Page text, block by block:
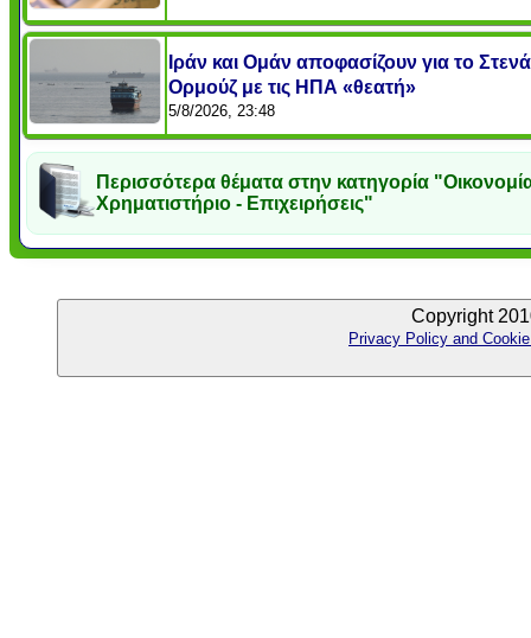
Ιράν και Ομάν αποφασίζουν για το
Ορμούζ με τις ΗΠΑ «θεατή»
5/8/2026, 23:48
Περισσότερα θέματα στην κατηγορία
Χρηματιστήριο - Επιχειρήσεις"
Copyright
Privacy Policy and